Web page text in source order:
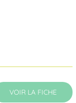
VOIR LA FICHE